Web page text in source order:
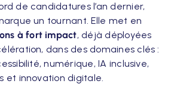
de candidatures l’an dernier,
un tournant. Elle met en
à fort impact, déjà déployées
dans des domaines clés :
numérique, IA inclusive,
et innovation digitale.